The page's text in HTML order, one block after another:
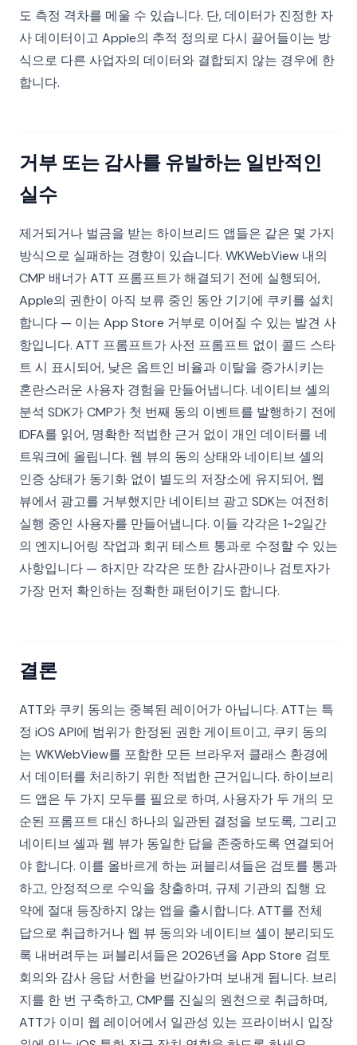
도 측정 격차를 메울 수 있습니다. 단, 데이터가 진정한 자
사 데이터이고 Apple의 추적 정의로 다시 끌어들이는 방
식으로 다른 사업자의 데이터와 결합되지 않는 경우에 한
합니다.
거부 또는 감사를 유발하는 일반적인
실수
제거되거나 벌금을 받는 하이브리드 앱들은 같은 몇 가지
방식으로 실패하는 경향이 있습니다. WKWebView 내의
CMP 배너가 ATT 프롬프트가 해결되기 전에 실행되어,
Apple의 권한이 아직 보류 중인 동안 기기에 쿠키를 설치
합니다 — 이는 App Store 거부로 이어질 수 있는 발견 사
항입니다. ATT 프롬프트가 사전 프롬프트 없이 콜드 스타
트 시 표시되어, 낮은 옵트인 비율과 이탈을 증가시키는
혼란스러운 사용자 경험을 만들어냅니다. 네이티브 셸의
분석 SDK가 CMP가 첫 번째 동의 이벤트를 발행하기 전에
IDFA를 읽어, 명확한 적법한 근거 없이 개인 데이터를 네
트워크에 올립니다. 웹 뷰의 동의 상태와 네이티브 셸의
인증 상태가 동기화 없이 별도의 저장소에 유지되어, 웹
뷰에서 광고를 거부했지만 네이티브 광고 SDK는 여전히
실행 중인 사용자를 만들어냅니다. 이들 각각은 1~2일간
의 엔지니어링 작업과 회귀 테스트 통과로 수정할 수 있는
사항입니다 — 하지만 각각은 또한 감사관이나 검토자가
가장 먼저 확인하는 정확한 패턴이기도 합니다.
결론
ATT와 쿠키 동의는 중복된 레이어가 아닙니다. ATT는 특
정 iOS API에 범위가 한정된 권한 게이트이고, 쿠키 동의
는 WKWebView를 포함한 모든 브라우저 클래스 환경에
서 데이터를 처리하기 위한 적법한 근거입니다. 하이브리
드 앱은 두 가지 모두를 필요로 하며, 사용자가 두 개의 모
순된 프롬프트 대신 하나의 일관된 결정을 보도록, 그리고
네이티브 셸과 웹 뷰가 동일한 답을 존중하도록 연결되어
야 합니다. 이를 올바르게 하는 퍼블리셔들은 검토를 통과
하고, 안정적으로 수익을 창출하며, 규제 기관의 집행 요
약에 절대 등장하지 않는 앱을 출시합니다. ATT를 전체
답으로 취급하거나 웹 뷰 동의와 네이티브 셸이 분리되도
록 내버려두는 퍼블리셔들은 2026년을 App Store 검토
회의와 감사 응답 서한을 번갈아가며 보내게 됩니다. 브리
지를 한 번 구축하고, CMP를 진실의 원천으로 취급하며,
ATT가 이미 웹 레이어에서 일관성 있는 프라이버시 입장